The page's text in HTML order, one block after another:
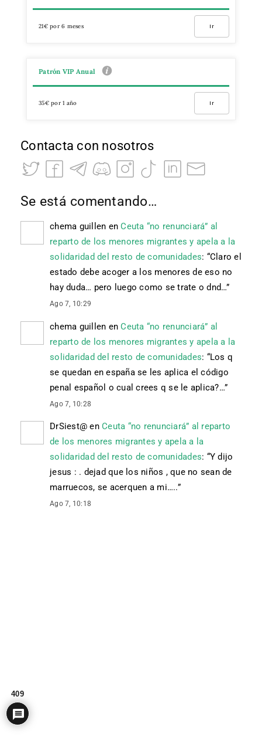
21€ por 6 meses Ir
Patrón VIP Anual
35€ por 1 año Ir
Contacta con nosotros
Se está comentando…
chema guillen enCeuta “no renunciará” al
reparto de los menores migrantes y apela a la
solidaridad del resto de comunidades: “Claro el
estado debe acoger a los menores de eso no
hay duda… pero luego como se trate o dnd…”
Ago 7, 10:29
chema guillen enCeuta “no renunciará” al
reparto de los menores migrantes y apela a la
solidaridad del resto de comunidades: “Los q
se quedan en españa se les aplica el código
penal español o cual crees q se le aplica?…”
Ago 7, 10:28
DrSiest@ en Ceuta “no renunciará” al reparto
de los menores migrantes y apela a la
solidaridad del resto de comunidades: “Y dijo
jesus : . dejad que los niños , que no sean de
marruecos, se acerquen a mi…..”
Ago 7, 10:18
409